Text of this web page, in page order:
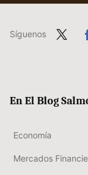
Síguenos
En El Blog
Economía
Mercados